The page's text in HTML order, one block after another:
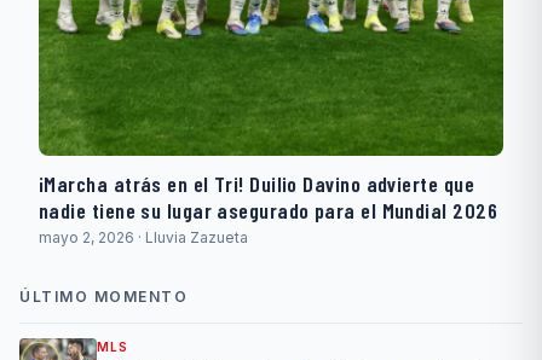
¡Marcha atrás en el Tri! Duilio Davino advierte que
nadie tiene su lugar asegurado para el Mundial 2026
mayo 2, 2026 · Lluvia Zazueta
ÚLTIMO MOMENTO
MLS